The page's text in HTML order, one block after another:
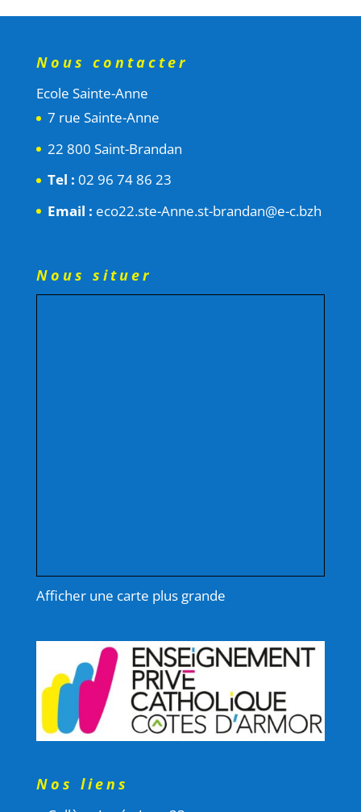
Nous contacter
Ecole Sainte-Anne
7 rue Sainte-Anne
22 800 Saint-Brandan
Tel : 02 96 74 86 23
Email : eco22.ste-Anne.st-brandan@e-c.bzh
Nous situer
Afficher une carte plus grande
Nos liens